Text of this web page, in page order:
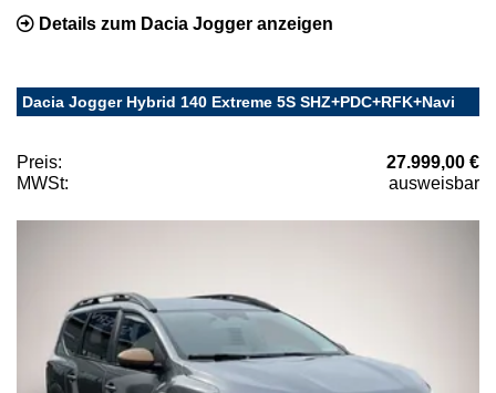
Details zum Dacia Jogger anzeigen
Dacia Jogger Hybrid 140 Extreme 5S SHZ+PDC+RFK+Navi
Preis:
27.999,00 €
MWSt:
ausweisbar